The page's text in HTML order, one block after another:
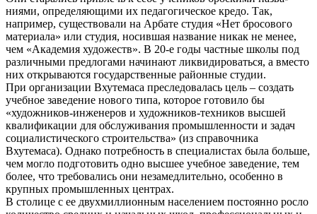
ниями, определяющими их педа­гогическое кредо. Так,
например, существовали на Арбате студия «Нет бросового
материала» или студия, носившая название никак не менее,
чем «Академия художеств». В 20-е годы частные школы под
различны­ми предлогами начинают ликвиди­роваться, а вместо
них открываются государственные районные студии.
При организации Вхутемаса пре­следовалась цель – создать
учебное заведение нового типа, которое готовило бы
«художников-инжене­ров и художников-техников высшей
квалификации для обслуживания промышленности и задач
социа­листического строительства» (из справочника
Вхутемаса). Однако потребность в специалистах была больше,
чем могло подготовить одно высшее учебное заведение, тем
более, что требовались они неза­медлительно, особенно в
крупных промышленных центрах.
В столице с ее двухмиллионным населением постоянно росло